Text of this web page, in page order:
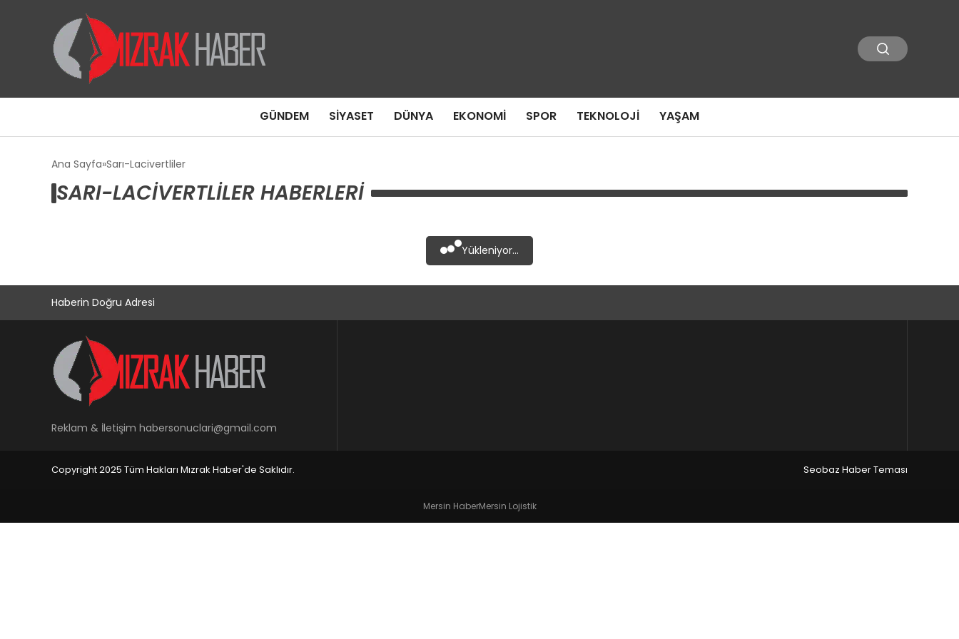
GÜNDEM SIYASET DÜNYA EKONOMI SPOR TEKNOLOJI YAŞAM
Ana Sayfa Sarı-Lacivertliler
SARI-LACIVERTLILER HABERLERI
Yükleniyor...
Haberin Doğru Adresi
Reklam & İletişim habersonuclari@gmail.com
Copyright 2025 Tüm Hakları Mızrak Haber'de Saklıdır. Seobaz Haber Teması
Mersin HaberMersin Lojistik